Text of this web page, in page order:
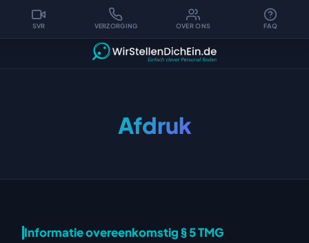
Werven
Werving van
SVR VERZORGING OVER ONS FAQ
Afdruk
Informatie overeenkomstig § 5 TMG